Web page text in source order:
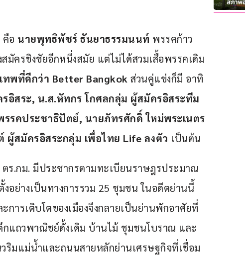
คือ นายพุทธิพัชร์ ธันยาธรรมนนท์ พรรคก้าว
มัครชิงชัยอีกหนึ่งสมัย แต่ไม่ได้สวมเสื้อพรรคเดิม
ทพที่ดีกว่า Better Bangkok ส่วนคู่แข่งก็มี อาทิ
อิสระ, น.ส.หัทกร โกศลกลุ่ม ผู้สมัครอิสระทีม
รคประชาธิปัตย์, นายภัทรศักดิ์ ใหม่พระเนตร
ผู้สมัครอิสระกลุ่ม เพื่อไทย Life ลงตัว เป็นต้น
ร.กม. มีประชากรตามทะเบียนราษฎรประมาณ
ย่างเป็นทางการรวม 25 ชุมชน ในอดีตย่านนี้
ารเติบโตของเมืองจึงกลายเป็นย่านพักอาศัยที่
กแถวพาณิชย์ดั้งเดิม บ้านไม้ ชุมชนโบราณ และ
ริมแม่น้ำและถนนสายหลักย่านเศรษฐกิจที่เชื่อม